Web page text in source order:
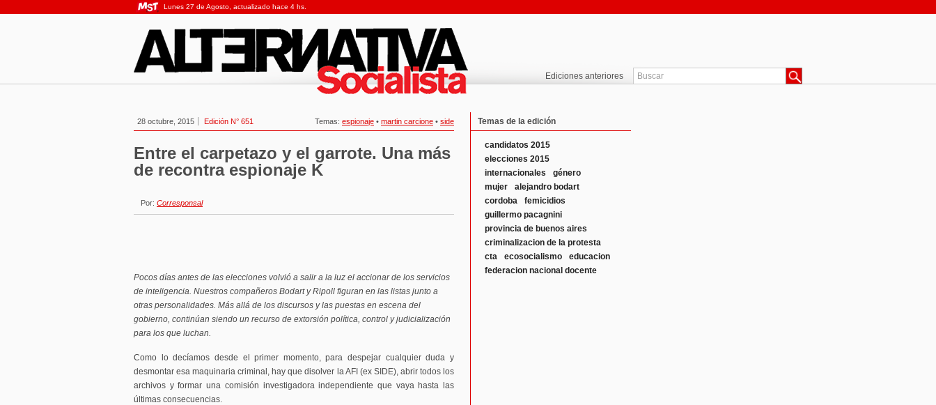
Lunes 27 de Agosto, actualizado hace 4 hs.
Ediciones anteriores
28 octubre, 2015 Edición N° 651 Temas: espionaje • martin carcione • side
Entre el carpetazo y el garrote. Una más
de recontra espionaje K
Por: Corresponsal
Pocos días antes de las elecciones volvió a salir a la luz el accionar de los servicios
de inteligencia. Nuestros compañeros Bodart y Ripoll figuran en las listas junto a
otras personalidades. Más allá de los discursos y las puestas en escena del
gobierno, continúan siendo un recurso de extorsión política, control y judicialización
para los que luchan.
Como lo decíamos desde el primer momento, para despejar cualquier duda y
desmontar esa maquinaria criminal, hay que disolver la AFI (ex SIDE), abrir todos los
archivos y formar una comisión investigadora independiente que vaya hasta las
últimas consecuencias.
Temas de la edición
candidatos 2015
elecciones 2015
internacionales
género
mujer
alejandro bodart
cordoba
femicidios
guillermo pacagnini
provincia de buenos aires
criminalizacion de la protesta
cta
ecosocialismo
educacion
federacion nacional docente